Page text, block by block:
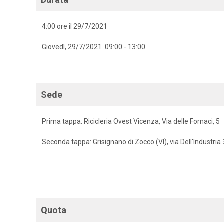
4:00 ore il 29/7/2021
Giovedì, 29/7/2021 09:00 - 13:00
Sede
Prima tappa: Ricicleria Ovest Vicenza, Via delle Fornaci, 5
Seconda tappa: Grisignano di Zocco (VI), via Dell'Industria
Quota